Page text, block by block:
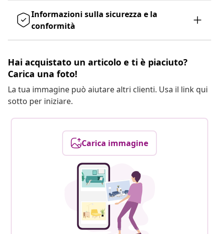
Informazioni sulla sicurezza e la
conformità
Hai acquistato un articolo e ti è piaciuto?
Carica una foto!
La tua immagine può aiutare altri clienti. Usa il link qui
sotto per iniziare.
Carica immagine